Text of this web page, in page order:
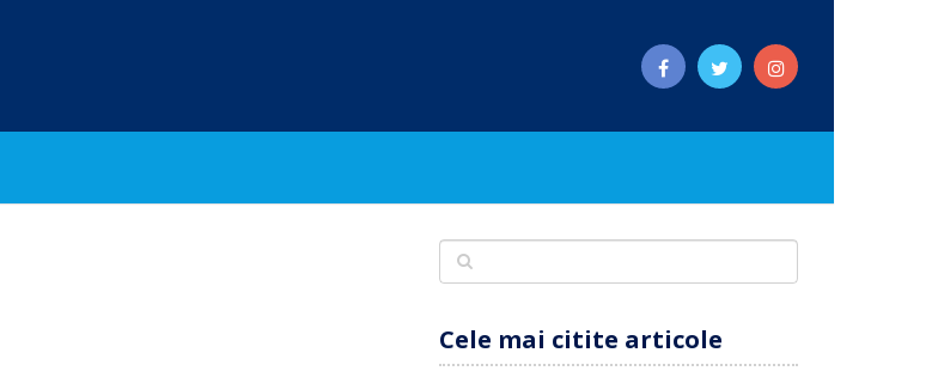
Cele mai citite articole